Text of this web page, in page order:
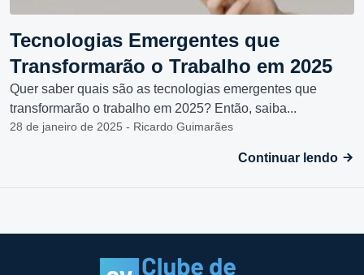
Tecnologias Emergentes que
Transformarão o Trabalho em 2025
Quer saber quais são as tecnologias emergentes que
transformarão o trabalho em 2025? Então, saiba...
28 de janeiro de 2025 - Ricardo Guimarães
Continuar lendo